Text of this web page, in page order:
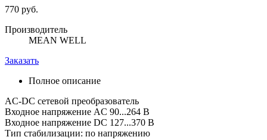
770 руб.
Производитель
MEAN WELL
Заказать
Полное описание
AC-DC сетевой преобразователь
Входное напряжение AC 90...264 В
Входное напряжение DC 127...370 В
Тип стабилизации: по напряжению